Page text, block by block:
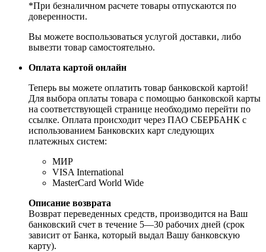
*При безналичном расчете товары отпускаются по
доверенности.
Вы можете воспользоваться услугой доставки, либо
вывезти товар самостоятельно.
Оплата картой онлайн
Теперь вы можете оплатить товар банковской картой!
Для выбора оплаты товара с помощью банковской карты
на соответствующей странице необходимо перейти по
ссылке. Оплата происходит через ПАО СБЕРБАНК с
использованием Банковских карт следующих
платежных систем:
МИР
VISA International
MasterCard World Wide
Описание возврата
Возврат переведенных средств, производится на Ваш
банковский счет в течение 5—30 рабочих дней (срок
зависит от Банка, который выдал Вашу банковскую
карту).